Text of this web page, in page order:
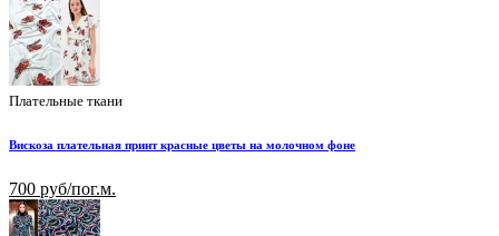
Плательные ткани
Вискоза плательная принт красные цветы на молочном фоне
700 руб/пог.м.